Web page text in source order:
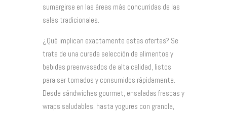
sumergirse en las áreas más concurridas de las
salas tradicionales.
¿Qué implican exactamente estas ofertas? Se
trata de una curada selección de alimentos y
bebidas preenvasados de alta calidad, listos
para ser tomados y consumidos rápidamente.
Desde sándwiches gourmet, ensaladas frescas y
wraps saludables, hasta yogures con granola,